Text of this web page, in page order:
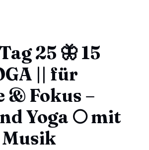
25 🦋 15
|| für
& Fokus –
Yoga 🌕 mit
Musik